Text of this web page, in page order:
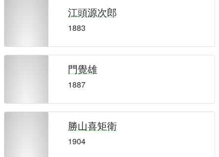
江頭源次郎
1883
門覺雄
1887
勝山喜矩衛
1904